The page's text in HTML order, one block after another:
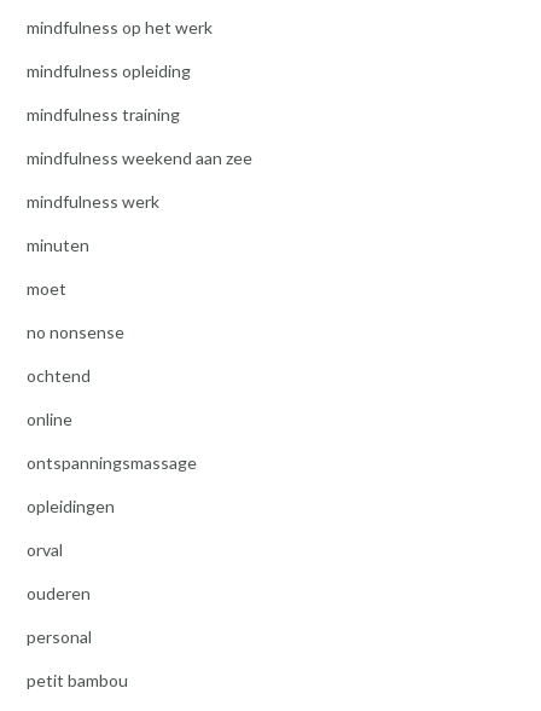
mindfulness op het werk
mindfulness opleiding
mindfulness training
mindfulness weekend aan zee
mindfulness werk
minuten
moet
no nonsense
ochtend
online
ontspanningsmassage
opleidingen
orval
ouderen
personal
petit bambou